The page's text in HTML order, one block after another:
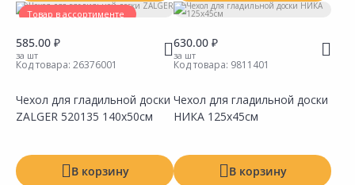
Товар в ассортименте
585.00 ₽
за шт
Код товара: 26376001
Чехол для гладильной доски
ZALGER 520135 140х50см
В корзину
630.00 ₽
за шт
Код товара: 9811401
Чехол для гладильной доски
НИКА 125х45см
В корзину